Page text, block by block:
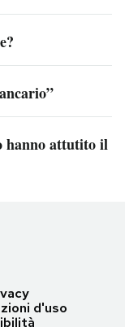
hanno attutito il
d'uso